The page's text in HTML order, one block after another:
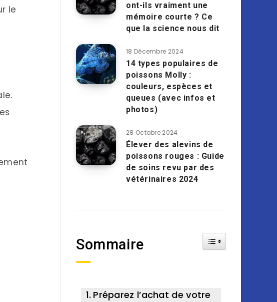
le
ont-ils vraiment une
mémoire courte ? Ce
que la science nous dit
18 Décembre 2024
14 types populaires de
poissons Molly :
couleurs, espèces et
queues (avec infos et
photos)
28 Octobre 2024
Élever des alevins de
poissons rouges : Guide
de soins revu par des
vétérinaires 2024
Sommaire Toggle Table of
Préparez l’achat de votre